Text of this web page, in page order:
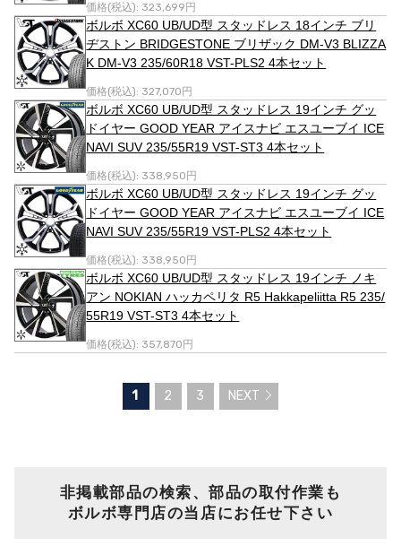
非掲載部品の検索、部品の取付作業も
ボルボ専門店の当店にお任せ下さい
価格(税込): 323,699円
ボルボ XC60 UB/UD型 スタッドレス 18インチ ブリ
ヂストン BRIDGESTONE ブリザック DM-V3 BLIZZA
K DM-V3 235/60R18 VST-PLS2 4本セット
価格(税込): 327,070円
ボルボ XC60 UB/UD型 スタッドレス 19インチ グッ
ドイヤー GOOD YEAR アイスナビ エスユーブイ ICE
NAVI SUV 235/55R19 VST-ST3 4本セット
価格(税込): 338,950円
ボルボ XC60 UB/UD型 スタッドレス 19インチ グッ
ドイヤー GOOD YEAR アイスナビ エスユーブイ ICE
NAVI SUV 235/55R19 VST-PLS2 4本セット
価格(税込): 338,950円
ボルボ XC60 UB/UD型 スタッドレス 19インチ ノキ
アン NOKIAN ハッカペリタ R5 Hakkapeliitta R5 235/
55R19 VST-ST3 4本セット
価格(税込): 357,870円
1 2 3 NEXT